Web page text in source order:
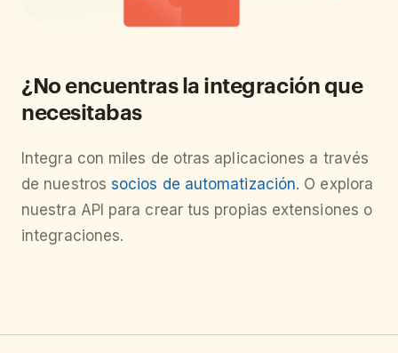
¿No encuentras la integración que
necesitabas
Integra con miles de otras aplicaciones a través
de nuestrossocios de automatización. O explora
nuestra API para crear tus propias extensiones o
integraciones.